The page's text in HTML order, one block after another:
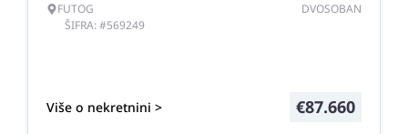
FUTOG
ŠIFRA: #569249
DVOSOBAN
Više o nekretnini > €87.660